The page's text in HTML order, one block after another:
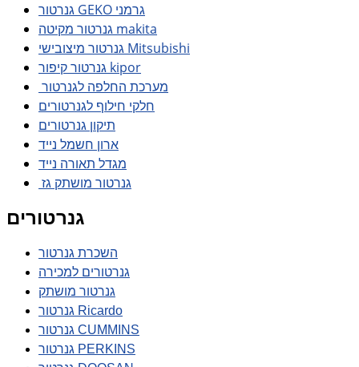
גנרטור GEKO גרמני
גנרטור מקיטה makita
גנרטור מיצובישי Mitsubishi
גנרטור קיפור kipor
מערכת החלפה לגנרטור
חלקי חילוף לגנרטורים
תיקון גנרטורים
ארון חשמל נייד
מגדל תאורה נייד
גנרטור מושתק גז
גנרטורים
השכרת גנרטור
גנרטורים למכירה
גנרטור מושתק
גנרטור Ricardo
גנרטור CUMMINS
גנרטור PERKINS